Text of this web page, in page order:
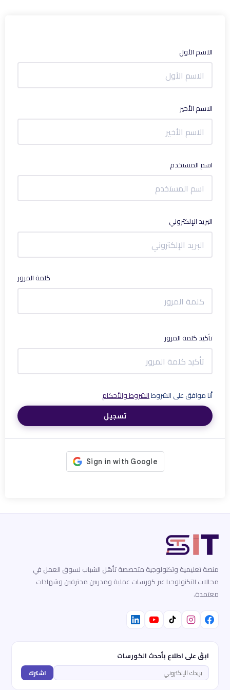
الاسم الأول
الاسم الأخير
اسم المستخدم
البريد الإلكتروني
كلمة المرور
تأكيد كلمة المرور
أنا موافق على الشروطالشروط والأحكام
تسجيل
منصة تعليمية وتكنولوجية متخصصة تأهّل الشباب لسوق العمل في
مجالات التكنولوجيا عبر كورسات عملية ومدربين محترفين وشهادات
معتمدة.
ابقَ على اطلاع بأحدث الكورسات
اشترك